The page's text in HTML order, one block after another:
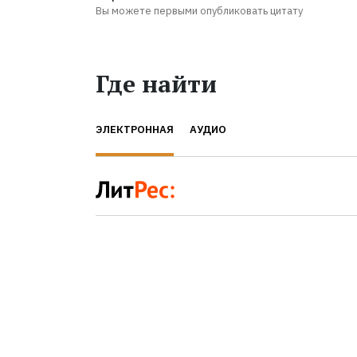
Вы можете первыми опубликовать цитату
Где найти
ЭЛЕКТРОННАЯ АУДИО